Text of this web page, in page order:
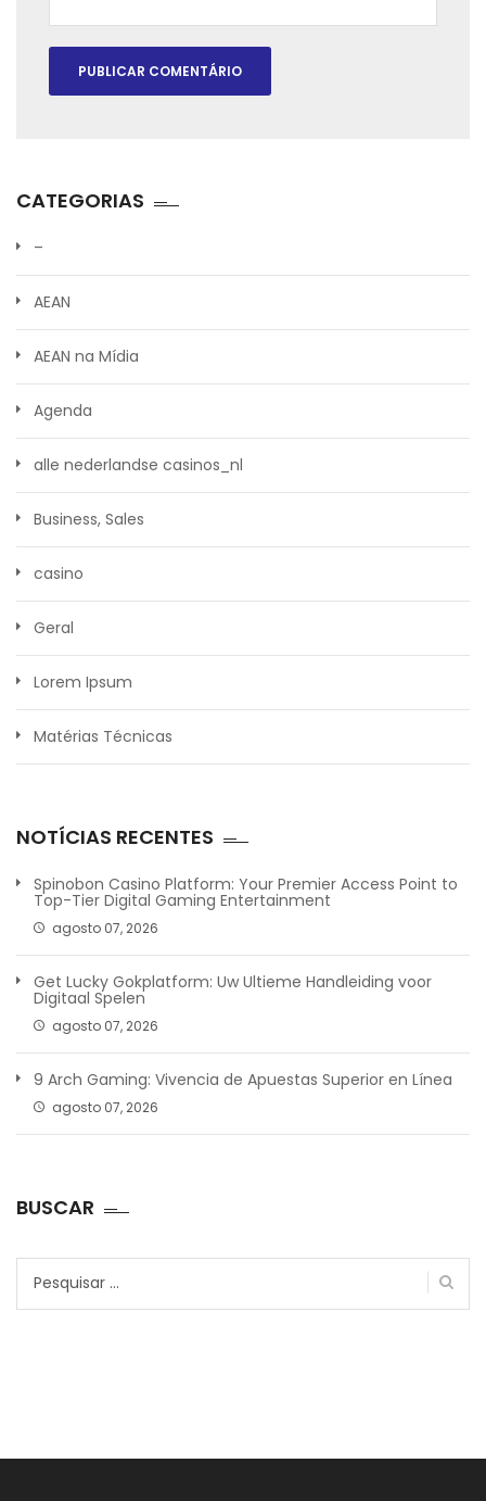
CATEGORIAS
–
AEAN
AEAN na Mídia
Agenda
alle nederlandse casinos_nl
Business, Sales
casino
Geral
Lorem Ipsum
Matérias Técnicas
NOTÍCIAS RECENTES
Spinobon Casino Platform: Your Premier Access Point to
Top-Tier Digital Gaming Entertainment
agosto 07, 2026
Get Lucky Gokplatform: Uw Ultieme Handleiding voor
Digitaal Spelen
agosto 07, 2026
9 Arch Gaming: Vivencia de Apuestas Superior en Línea
agosto 07, 2026
BUSCAR